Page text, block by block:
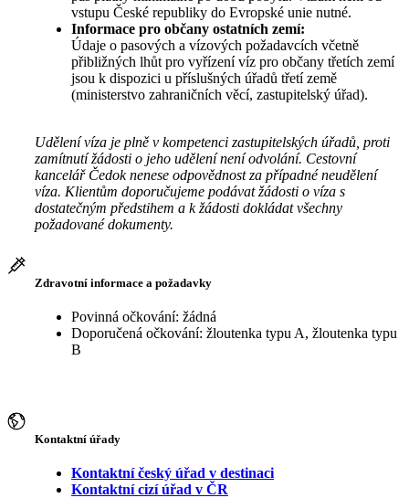
vstupu České republiky do Evropské unie nutné.
Informace pro občany ostatních zemí:
Údaje o pasových a vízových požadavcích včetně
přibližných lhůt pro vyřízení víz pro občany třetích zemí
jsou k dispozici u příslušných úřadů třetí země
(ministerstvo zahraničních věcí, zastupitelský úřad).
Udělení víza je plně v kompetenci zastupitelských úřadů, proti
zamítnutí žádosti o jeho udělení není odvolání. Cestovní
kancelář Čedok nenese odpovědnost za případné neudělení
víza. Klientům doporučujeme podávat žádosti o víza s
dostatečným předstihem a k žádosti dokládat všechny
požadované dokumenty.
Zdravotní informace a požadavky
Povinná očkování: žádná
Doporučená očkování: žloutenka typu A, žloutenka typu
B
Kontaktní úřady
Kontaktní český úřad v destinaci
Kontaktní cizí úřad v ČR